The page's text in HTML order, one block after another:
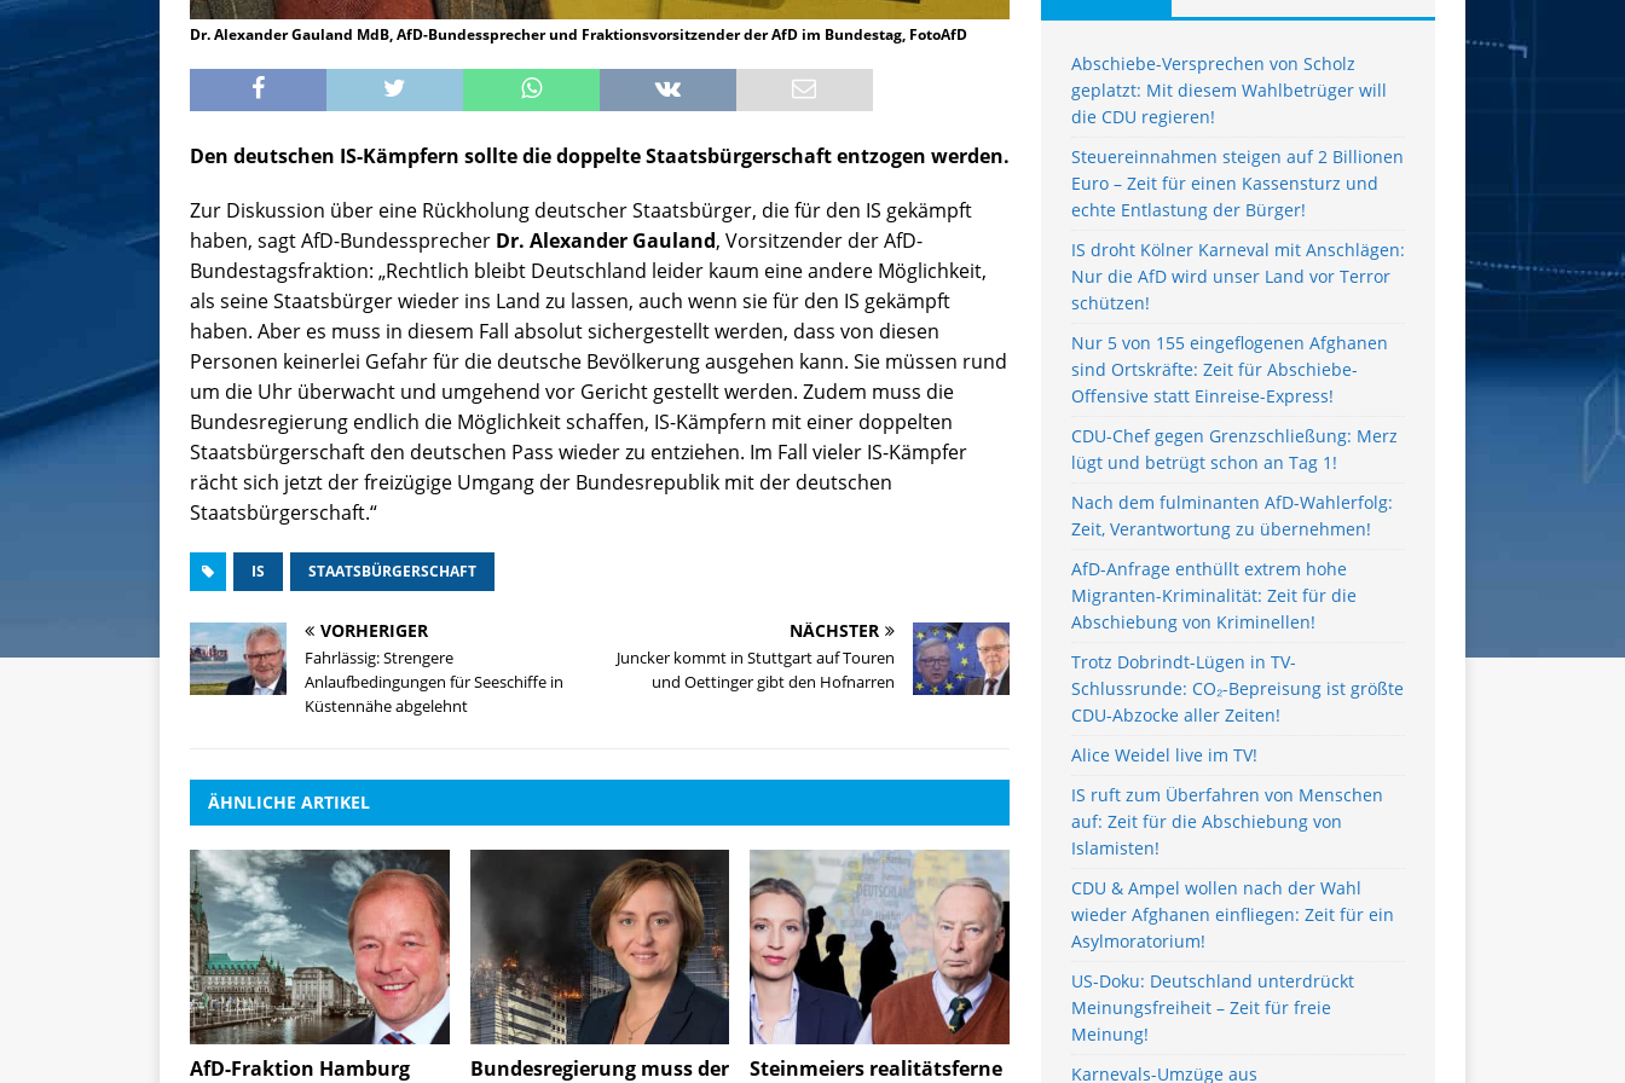
Dr. Alexander Gauland MdB, AfD-Bundessprecher und Fraktionsvorsitzender der AfD im Bundestag, FotoAfD
Den deutschen IS-Kämpfern sollte die doppelte Staatsbürgerschaft entzogen werden.
Zur Diskussion über eine Rückholung deutscher Staatsbürger, die für den IS gekämpft
haben, sagt AfD-Bundessprecher Dr. Alexander Gauland, Vorsitzender der AfD-
Bundestagsfraktion: „Rechtlich bleibt Deutschland leider kaum eine andere Möglichkeit,
als seine Staatsbürger wieder ins Land zu lassen, auch wenn sie für den IS gekämpft
haben. Aber es muss in diesem Fall absolut sichergestellt werden, dass von diesen
Personen keinerlei Gefahr für die deutsche Bevölkerung ausgehen kann. Sie müssen rund
um die Uhr überwacht und umgehend vor Gericht gestellt werden. Zudem muss die
Bundesregierung endlich die Möglichkeit schaffen, IS-Kämpfern mit einer doppelten
Staatsbürgerschaft den deutschen Pass wieder zu entziehen. Im Fall vieler IS-Kämpfer
rächt sich jetzt der freizügige Umgang der Bundesrepublik mit der deutschen
Staatsbürgerschaft.“
IS STAATSBÜRGERSCHAFT
VORHERIGER
Fahrlässig: Strengere
Anlaufbedingungen für Seeschiffe in
Küstennähe abgelehnt
NÄCHSTER
Juncker kommt in Stuttgart auf Touren
und Oettinger gibt den Hofnarren
ÄHNLICHE ARTIKEL
AfD-Fraktion Hamburg
Bundesregierung muss der
Steinmeiers realitätsferne
Abschiebe-Versprechen von Scholz
geplatzt: Mit diesem Wahlbetrüger will
die CDU regieren!
Steuereinnahmen steigen auf 2 Billionen
Euro – Zeit für einen Kassensturz und
echte Entlastung der Bürger!
IS droht Kölner Karneval mit Anschlägen:
Nur die AfD wird unser Land vor Terror
schützen!
Nur 5 von 155 eingeflogenen Afghanen
sind Ortskräfte: Zeit für Abschiebe-
Offensive statt Einreise-Express!
CDU-Chef gegen Grenzschließung: Merz
lügt und betrügt schon an Tag 1!
Nach dem fulminanten AfD-Wahlerfolg:
Zeit, Verantwortung zu übernehmen!
AfD-Anfrage enthüllt extrem hohe
Migranten-Kriminalität: Zeit für die
Abschiebung von Kriminellen!
Trotz Dobrindt-Lügen in TV-
Schlussrunde: CO₂-Bepreisung ist größte
CDU-Abzocke aller Zeiten!
Alice Weidel live im TV!
IS ruft zum Überfahren von Menschen
auf: Zeit für die Abschiebung von
Islamisten!
CDU & Ampel wollen nach der Wahl
wieder Afghanen einfliegen: Zeit für ein
Asylmoratorium!
US-Doku: Deutschland unterdrückt
Meinungsfreiheit – Zeit für freie
Meinung!
Karnevals-Umzüge aus